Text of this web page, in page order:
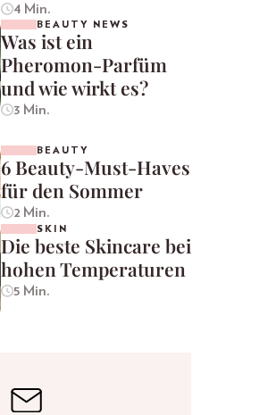
4 Min.
BEAUTY NEWS
Was ist ein
Pheromon-Parfüm
und wie wirkt es?
3 Min.
BEAUTY
6 Beauty-Must-Haves
für den Sommer
2 Min.
SKIN
Die beste Skincare bei
hohen Temperaturen
5 Min.